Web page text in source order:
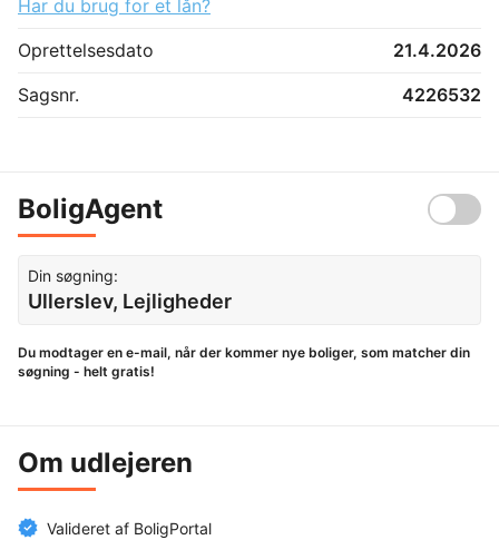
Har du brug for et lån?
Oprettelsesdato
21.4.2026
Sagsnr.
4226532
BoligAgent
Din søgning:
Ullerslev, Lejligheder
Du modtager en e-mail, når der kommer nye boliger, som matcher din
søgning - helt gratis!
Om udlejeren
Valideret af BoligPortal